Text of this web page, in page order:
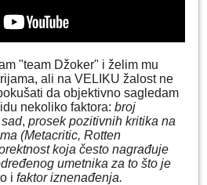
"team Džoker" i želim mu
ali na VELIKU žalost ne
da objektivno sagledam
nekoliko faktora: broj
, prosek pozitivnih kritika na
(Metacritic, Rotten
koja često nagrađuje
umetnika za to što je
i faktor iznenađenja.